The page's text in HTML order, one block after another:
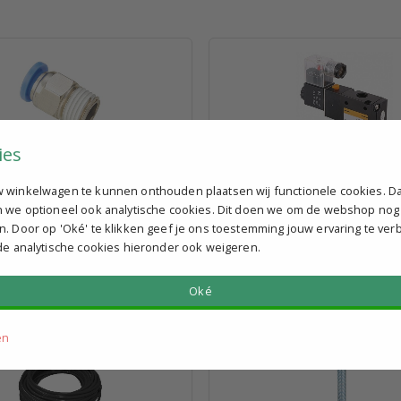
Inschroef (RIKI)T
BTW p.st.
verzonden
€ 24,50 excl. BTW p.st.
Bekijk staffelkorting
Vandaag verzonden
winkelwagen te kunnen onthouden plaatsen wij functionele cookies.
we optioneel ook analytische cookies. Dit doen we om de webshop
Door op 'Oké' te klikken geef je ons toestemming jouw ervaring te
analytische cookies hieronder ook weigeren.
Oké